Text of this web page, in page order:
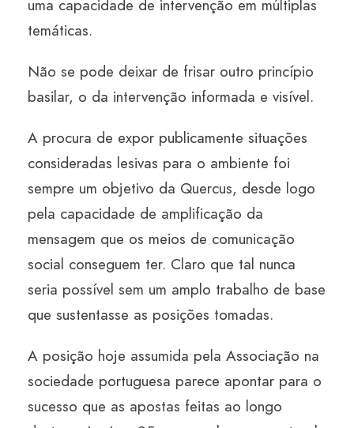
uma capacidade de intervenção em múltiplas
temáticas.
Não se pode deixar de frisar outro princípio
basilar, o da intervenção informada e visível.
A procura de expor publicamente situações
consideradas lesivas para o ambiente foi
sempre um objetivo da Quercus, desde logo
pela capacidade de amplificação da
mensagem que os meios de comunicação
social conseguem ter. Claro que tal nunca
seria possível sem um amplo trabalho de base
que sustentasse as posições tomadas.
A posição hoje assumida pela Associação na
sociedade portuguesa parece apontar para o
sucesso que as apostas feitas ao longo